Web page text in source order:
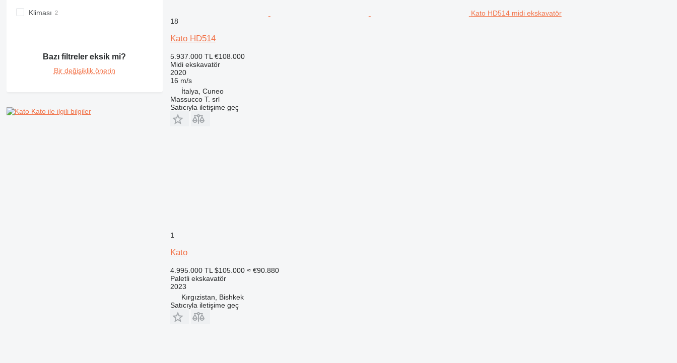
Kliması
Bazı filtreler eksik mi?
Bir değişiklik önerin
Kato ile ilgili bilgiler
Kato HD514 midi ekskavatör
18
Kato HD514
5.937.000 TL €108.000
Midi ekskavatör
2020
16 m/s
İtalya, Cuneo
Massucco T. srl
Satıcıyla iletişime geç
1
Kato
4.995.000 TL $105.000 ≈ €90.880
Paletli ekskavatör
2023
Kırgızistan, Bishkek
Satıcıyla iletişime geç